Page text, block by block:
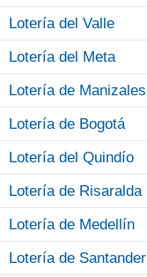
Lotería del Valle
Lotería del Meta
Lotería de Manizales
Lotería de Bogotá
Lotería del Quindío
Lotería de Risaralda
Lotería de Medellín
Lotería de Santander